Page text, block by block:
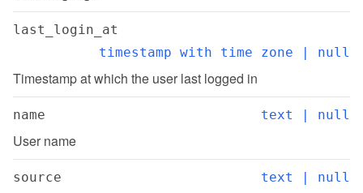
last_login_at
timestamp with time zone | null
Timestamp at which the user last logged in
name text | null
User name
source text | null